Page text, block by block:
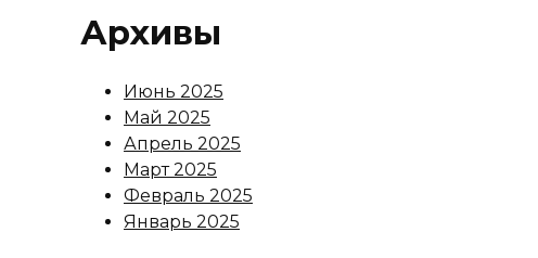
Архивы
Июнь 2025
Май 2025
Апрель 2025
Март 2025
Февраль 2025
Январь 2025